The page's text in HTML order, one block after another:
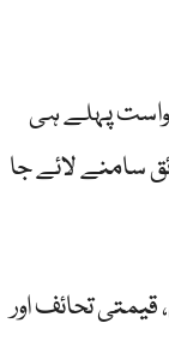
پہلے ہی
سامنے لائے جا
تحائف اور